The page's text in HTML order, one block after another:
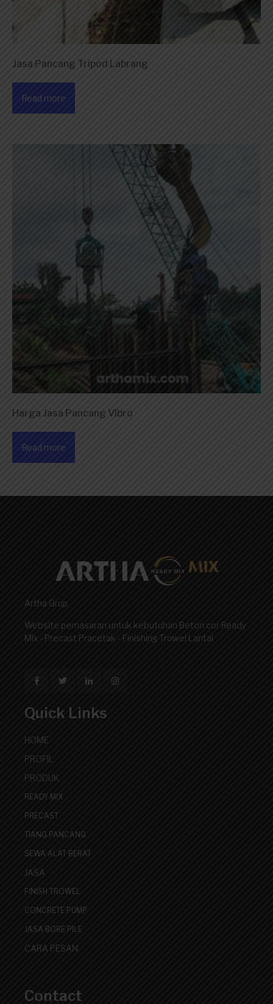
Jasa Pancang Tripod Labrang
Read more
Harga Jasa Pancang Vibro
Read more
Artha Grup
Website pemasaran untuk kebutuhan Beton cor Ready
Mix - Precast Pracetak - Finishing Trowel Lantai
Quick Links
HOME
PROFIL
PRODUK
READY MIX
PRECAST
TIANG PANCANG
SEWA ALAT BERAT
JASA
FINISH TROWEL
CONCRETE PUMP
JASA BORE PILE
CARA PESAN
Contact